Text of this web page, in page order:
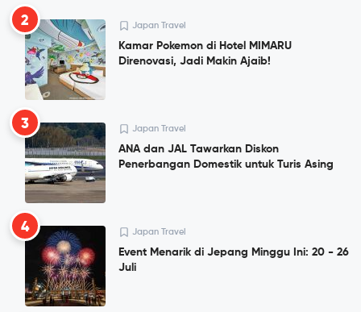
2 Japan Travel
Kamar Pokemon di Hotel MIMARU
Direnovasi, Jadi Makin Ajaib!
3 Japan Travel
ANA dan JAL Tawarkan Diskon
Penerbangan Domestik untuk Turis Asing
4 Japan Travel
Event Menarik di Jepang Minggu Ini: 20 - 26
Juli